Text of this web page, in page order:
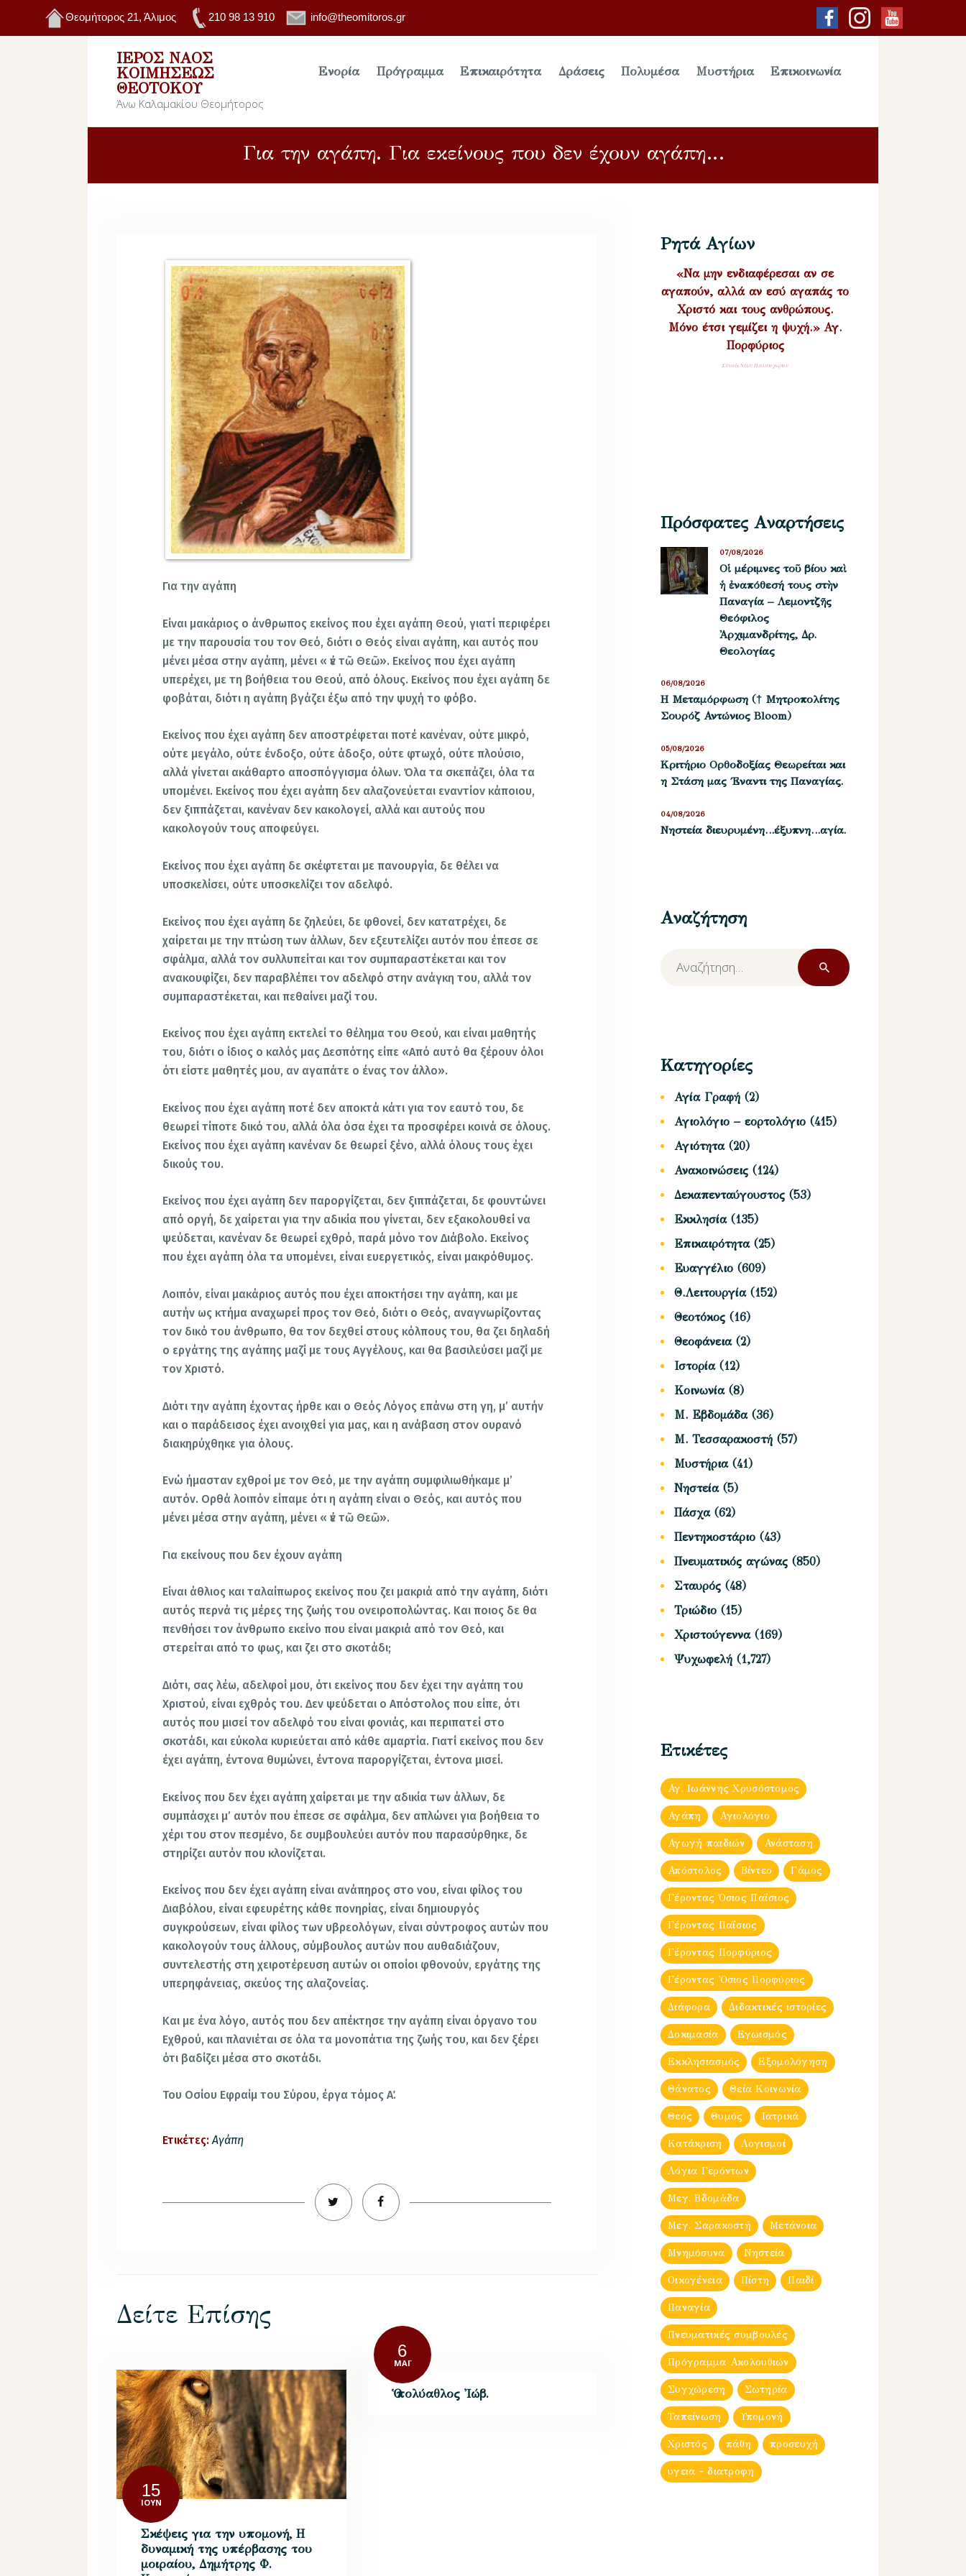
Θεομήτορος 21, Άλιμος 210 98 13 910 info@theomitoros.gr
ΙΕΡΌΣ ΝΑΌΣ
ΚΟΙΜΉΣΕΩΣ
ΘΕΟΤΌΚΟΥ
Άνω Καλαμακίου Θεομήτορος
Ενορία Πρόγραμμα Επικαιρότητα Δράσεις Πολυμέσα Μυστήρια Επικοινωνία
Για την αγάπη. Για εκείνους που δεν έχουν αγάπη…
Για την αγάπη
Είναι μακάριος ο άνθρωπος εκείνος που έχει αγάπη Θεού, γιατί περιφέρει
με την παρουσία του τον Θεό, διότι ο Θεός είναι αγάπη, και αυτός που
μένει μέσα στην αγάπη, μένει « ἐν τῶ Θεῶ». Εκείνος που έχει αγάπη
υπερέχει, με τη βοήθεια του Θεού, από όλους. Εκείνος που έχει αγάπη δε
φοβάται, διότι η αγάπη βγάζει έξω από την ψυχή το φόβο.
Εκείνος που έχει αγάπη δεν αποστρέφεται ποτέ κανέναν, ούτε μικρό,
ούτε μεγάλο, ούτε ένδοξο, ούτε άδοξο, ούτε φτωχό, ούτε πλούσιο,
αλλά γίνεται ακάθαρτο αποσπόγγισμα όλων. Όλα τα σκεπάζει, όλα τα
υπομένει. Εκείνος που έχει αγάπη δεν αλαζονεύεται εναντίον κάποιου,
δεν ξιππάζεται, κανέναν δεν κακολογεί, αλλά και αυτούς που
κακολογούν τους αποφεύγει.
Εκείνος που έχει αγάπη δε σκέφτεται με πανουργία, δε θέλει να
υποσκελίσει, ούτε υποσκελίζει τον αδελφό.
Εκείνος που έχει αγάπη δε ζηλεύει, δε φθονεί, δεν κατατρέχει, δε
χαίρεται με την πτώση των άλλων, δεν εξευτελίζει αυτόν που έπεσε σε
σφάλμα, αλλά τον συλλυπείται και τον συμπαραστέκεται και τον
ανακουφίζει, δεν παραβλέπει τον αδελφό στην ανάγκη του, αλλά τον
συμπαραστέκεται, και πεθαίνει μαζί του.
Εκείνος που έχει αγάπη εκτελεί το θέλημα του Θεού, και είναι μαθητής
του, διότι ο ίδιος ο καλός μας Δεσπότης είπε «Από αυτό θα ξέρουν όλοι
ότι είστε μαθητές μου, αν αγαπάτε ο ένας τον άλλο».
Εκείνος που έχει αγάπη ποτέ δεν αποκτά κάτι για τον εαυτό του, δε
θεωρεί τίποτε δικό του, αλλά όλα όσα έχει τα προσφέρει κοινά σε όλους.
Εκείνος που έχει αγάπη κανέναν δε θεωρεί ξένο, αλλά όλους τους έχει
δικούς του.
Εκείνος που έχει αγάπη δεν παροργίζεται, δεν ξιππάζεται, δε φουντώνει
από οργή, δε χαίρεται για την αδικία που γίνεται, δεν εξακολουθεί να
ψεύδεται, κανέναν δε θεωρεί εχθρό, παρά μόνο τον Διάβολο. Εκείνος
που έχει αγάπη όλα τα υπομένει, είναι ευεργετικός, είναι μακρόθυμος.
Λοιπόν, είναι μακάριος αυτός που έχει αποκτήσει την αγάπη, και με
αυτήν ως κτήμα αναχωρεί προς τον Θεό, διότι ο Θεός, αναγνωρίζοντας
τον δικό του άνθρωπο, θα τον δεχθεί στους κόλπους του, θα ζει δηλαδή
ο εργάτης της αγάπης μαζί με τους Αγγέλους, και θα βασιλεύσει μαζί με
τον Χριστό.
Διότι την αγάπη έχοντας ήρθε και ο Θεός Λόγος επάνω στη γη, μ’ αυτήν
και ο παράδεισος έχει ανοιχθεί για μας, και η ανάβαση στον ουρανό
διακηρύχθηκε για όλους.
Ενώ ήμασταν εχθροί με τον Θεό, με την αγάπη συμφιλιωθήκαμε μ’
αυτόν. Ορθά λοιπόν είπαμε ότι η αγάπη είναι ο Θεός, και αυτός που
μένει μέσα στην αγάπη, μένει « ἐν τῶ Θεῶ».
Για εκείνους που δεν έχουν αγάπη
Είναι άθλιος και ταλαίπωρος εκείνος που ζει μακριά από την αγάπη, διότι
αυτός περνά τις μέρες της ζωής του ονειροπολώντας. Και ποιος δε θα
πενθήσει τον άνθρωπο εκείνο που είναι μακριά από τον Θεό, και
στερείται από το φως, και ζει στο σκοτάδι;
Διότι, σας λέω, αδελφοί μου, ότι εκείνος που δεν έχει την αγάπη του
Χριστού, είναι εχθρός του. Δεν ψεύδεται ο Απόστολος που είπε, ότι
αυτός που μισεί τον αδελφό του είναι φονιάς, και περιπατεί στο
σκοτάδι, και εύκολα κυριεύεται από κάθε αμαρτία. Γιατί εκείνος που δεν
έχει αγάπη, έντονα θυμώνει, έντονα παροργίζεται, έντονα μισεί.
Εκείνος που δεν έχει αγάπη χαίρεται με την αδικία των άλλων, δε
συμπάσχει μ’ αυτόν που έπεσε σε σφάλμα, δεν απλώνει για βοήθεια το
χέρι του στον πεσμένο, δε συμβουλεύει αυτόν που παρασύρθηκε, δε
στηρίζει αυτόν που κλονίζεται.
Εκείνος που δεν έχει αγάπη είναι ανάπηρος στο νου, είναι φίλος του
Διαβόλου, είναι εφευρέτης κάθε πονηρίας, είναι δημιουργός
συγκρούσεων, είναι φίλος των υβρεολόγων, είναι σύντροφος αυτών που
κακολογούν τους άλλους, σύμβουλος αυτών που αυθαδιάζουν,
συντελεστής στη χειροτέρευση αυτών οι οποίοι φθονούν, εργάτης της
υπερηφάνειας, σκεύος της αλαζονείας.
Και με ένα λόγο, αυτός που δεν απέκτησε την αγάπη είναι όργανο του
Εχθρού, και πλανιέται σε όλα τα μονοπάτια της ζωής του, και δεν ξέρει
ότι βαδίζει μέσα στο σκοτάδι.
Του Οσίου Εφραίμ του Σύρου, έργα τόμος Α΄.
Ετικέτες: Αγάπη
Δείτε Επίσης
15
ΙΟΎΝ
Σκέψεις για την υπομονή, Η
δυναμική της υπέρβασης του
μοιραίου, Δημήτρης Φ.
6
ΜΆΙ
Ὁ πολύαθλος Ἰώβ.
Ρητά Αγίων
«Να μην ενδιαφέρεσαι αν σε
αγαπούν, αλλά αν εσύ αγαπάς το
Χριστό και τους ανθρώπους.
Μόνο έτσι γεμίζει η ψυχή.» Αγ.
Πορφύριος
Σύναξη Νέων Παλαιοχωρίου
Πρόσφατες Αναρτήσεις
Οἱ μέριμνες τοῦ βίου καὶ
ἡ ἐναπόθεσή τους στὴν
Παναγία – Λεμοντζῆς
Θεόφιλος
Ἀρχιμανδρίτης, Δρ.
Θεολογίας
07/08/2026
Η Μεταμόρφωση († Μητροπολίτης
Σουρόζ Αντώνιος Bloom)
06/08/2026
Kριτήριο Oρθοδοξίας Θεωρείται και
η Στάση μας ΄Εναντι της Παναγίας.
05/08/2026
Νηστεία διευρυμένη…έξυπνη…αγία.
04/08/2026
Αναζήτηση
Αναζήτηση
για:
Κατηγορίες
Αγία Γραφή (2)
Αγιολόγιο – εορτολόγιο (415)
Αγιότητα(20)
Ανακοινώσεις (124)
Δεκαπενταύγουστος (53)
Εκκλησία(135)
Επικαιρότητα(25)
Ευαγγέλιο (609)
Θ.Λειτουργία(152)
Θεοτόκος (16)
Θεοφάνεια(2)
Ιστορία(12)
Κοινωνία(8)
Μ. Εβδομάδα(36)
Μ. Τεσσαρακοστή (57)
Μυστήρια(41)
Νηστεία(5)
Πάσχα(62)
Πεντηκοστάριο (43)
Πνευματικός αγώνας (850)
Σταυρός (48)
Τριώδιο (15)
Χριστούγεννα(169)
Ψυχωφελή (1,727)
Ετικέτες
Αγ. Ιωάννης Χρυσόστομος
Αγάπη Αγιολόγιο
Αγωγή παιδιών Ανάσταση
Απόστολος Βίντεο Γάμος
Γέροντας Όσιος Παΐσιος
Γέροντας Παΐσιος
Γέροντας Πορφύριος
Γέροντας Ὀσιος Πορφύριος
Διάφορα Διδακτικές ιστορίες
Δοκιμασία Εγωισμός
Εκκλησιασμός Εξομολόγηση
Θάνατος Θεία Κοινωνία
Θεός Θυμός Ιατρικά
Κατάκριση Λογισμοί
Λόγια Γερόντων
Μεγ. Βδομἀδα
Μεγ. Σαρακοστή Μετάνοια
Μνημόσυνα Νηστεία
Οικογένεια Πίστη Παιδί
Παναγία
Πνευματικές συμβουλές
Πρόγραμμα Ακολουθιών
Συγχώρεση Σωτηρία
Ταπείνωση Υπομονή
Χριστός πάθη προσευχή
υγεια - διατροφη